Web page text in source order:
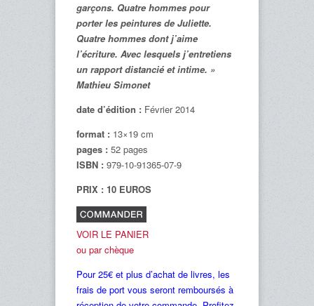
garçons. Quatre hommes pour
porter les peintures de Juliette.
Quatre hommes dont j’aime
l’écriture. Avec lesquels j’entretiens
un rapport distancié et intime. »
Mathieu Simonet
date d’édition : Février 2014
format : 13×19 cm
pages : 52 pages
ISBN : 979-10-91365-07-9
PRIX : 10 EUROS
VOIR LE PANIER
ou par chèque
Pour 25€ et plus d’achat de livres, les
frais de port vous seront remboursés à